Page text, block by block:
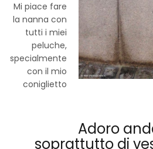
Mi piace fare
la nanna con
tutti i miei
peluche,
specialmente
con il mio
coniglietto
Adoro
soprattutto di